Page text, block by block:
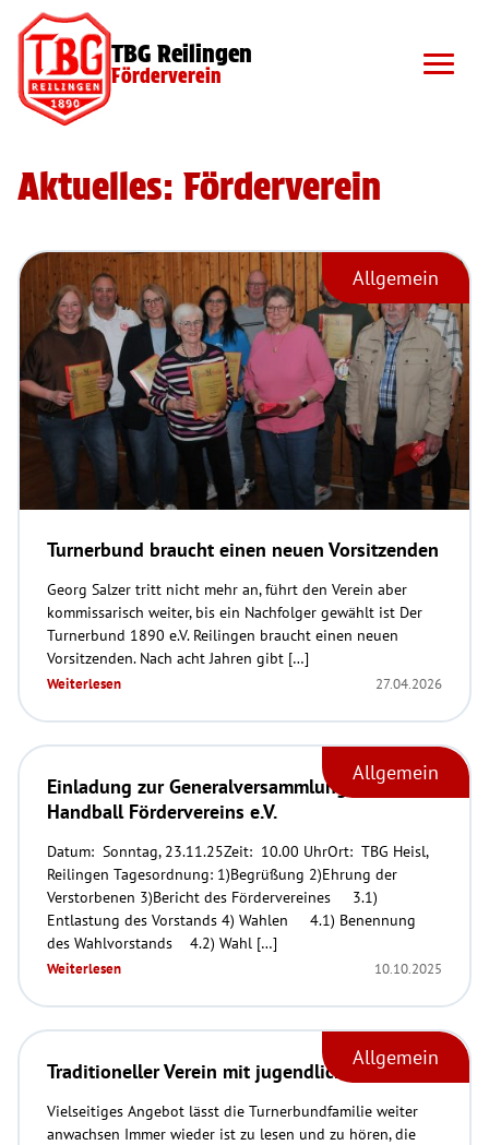
TBG Reilingen
Förderverein
Aktuelles: Förderverein
Allgemein
Turnerbund braucht einen neuen Vorsitzenden
Georg Salzer tritt nicht mehr an, führt den Verein aber
kommissarisch weiter, bis ein Nachfolger gewählt ist Der
Turnerbund 1890 e.V. Reilingen braucht einen neuen
Vorsitzenden. Nach acht Jahren gibt […]
Weiterlesen 27.04.2026
Allgemein
Einladung zur Generalversammlung 2025 des
Handball Fördervereins e.V.
Datum: Sonntag, 23.11.25Zeit: 10.00 UhrOrt: TBG Heisl,
Reilingen Tagesordnung: 1)Begrüßung 2)Ehrung der
Verstorbenen 3)Bericht des Fördervereines 3.1)
Entlastung des Vorstands 4) Wahlen 4.1) Benennung
des Wahlvorstands 4.2) Wahl […]
Weiterlesen 10.10.2025
Allgemein
Traditioneller Verein mit jugendlicher Frische
Vielseitiges Angebot lässt die Turnerbundfamilie weiter
anwachsen Immer wieder ist zu lesen und zu hören, die